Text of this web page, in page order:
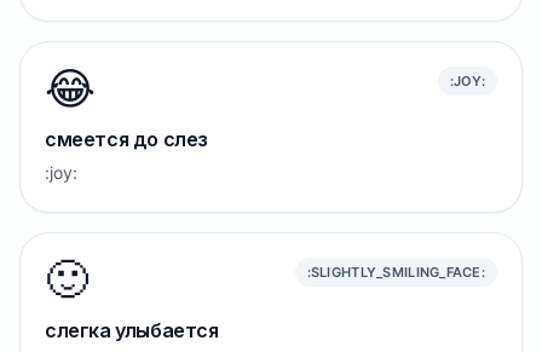
😂 :JOY:
смеется до слез
:joy:
🙂 :SLIGHTLY_SMILING_FACE:
слегка улыбается